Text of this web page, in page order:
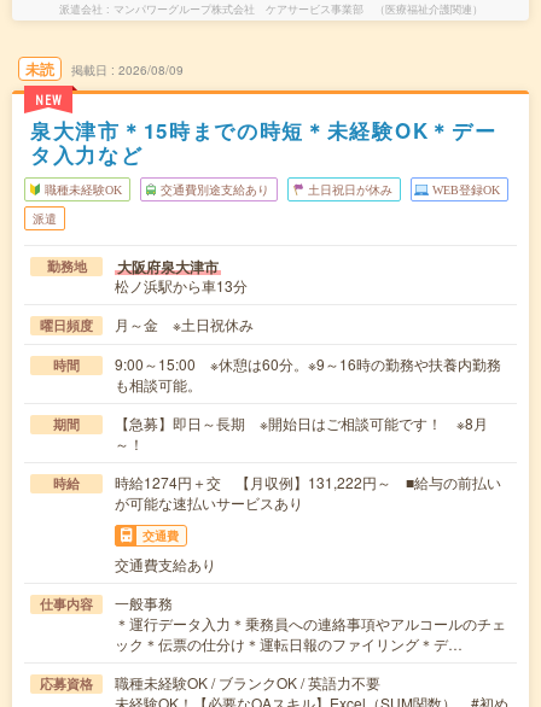
派遣会社 マンパワーグループ株式会社 ケアサービス事業部 （医療福祉介護関連）
未読
NEW
掲載日 2026/08/09
泉大津市＊15時までの時短＊未経験OK＊デー
タ入力など
職種未経験OK 交通費別途支給あり 土日祝日が休み WEB登録OK
派遣
勤務地 大阪府泉大津市
松ノ浜駅から車13分
曜日頻度 月～金 ※土日祝休み
時間
9:00～15:00 ※休憩は60分。※9～16時の勤務や扶養内勤務
も相談可能。
期間
【急募】即日～長期 ※開始日はご相談可能です！ ※8月
～！
時給
時給1274円＋交 【月収例】131,222円～ ■給与の前払い
が可能な速払いサービスあり
交通費
交通費支給あり
仕事内容
一般事務
＊運行データ入力＊乗務員への連絡事項やアルコールのチェ
ック＊伝票の仕分け＊運転日報のファイリング＊デ…
応募資格
職種未経験OK / ブランクOK / 英語力不要